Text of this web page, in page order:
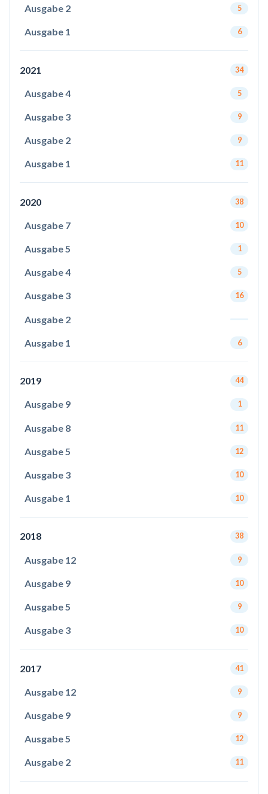
Ausgabe 2 5
Ausgabe 1 6
2021 34
Ausgabe 4 5
Ausgabe 3 9
Ausgabe 2 9
Ausgabe 1 11
2020 38
Ausgabe 7 10
Ausgabe 5 1
Ausgabe 4 5
Ausgabe 3 16
Ausgabe 2
Ausgabe 1 6
2019 44
Ausgabe 9 1
Ausgabe 8 11
Ausgabe 5 12
Ausgabe 3 10
Ausgabe 1 10
2018 38
Ausgabe 12 9
Ausgabe 9 10
Ausgabe 5 9
Ausgabe 3 10
2017 41
Ausgabe 12 9
Ausgabe 9 9
Ausgabe 5 12
Ausgabe 2 11